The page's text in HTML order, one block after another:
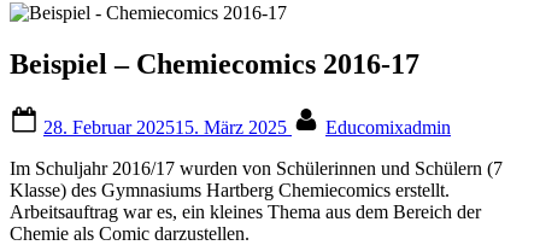
Beispiel – Chemiecomics 2016-17
on
28. Februar 202515. März 2025
Educomixadmin
Im Schuljahr 2016/17 wurden von Schülerinnen und Schülern (7
Klasse) des Gymnasiums Hartberg Chemiecomics erstellt.
Arbeitsauftrag war es, ein kleines Thema aus dem Bereich der
Chemie als Comic darzustellen.